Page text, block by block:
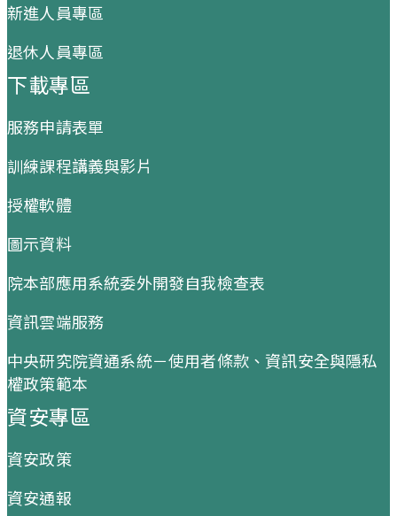
新進人員專區
退休人員專區
下載專區
服務申請表單
訓練課程講義與影片
授權軟體
圖示資料
院本部應用系統委外開發自我檢查表
資訊雲端服務
中央研究院資通系統－使用者條款、資訊安全與隱私
權政策範本
資安專區
資安政策
資安通報